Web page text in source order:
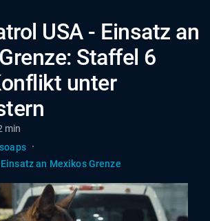
USA - Einsatz an
Staffel 6
unter
min
·
an Mexikos Grenze